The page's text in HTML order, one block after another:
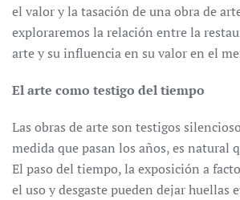
el valor y la tasación de una obra de
exploraremos la relación entre la
arte y su influencia en su valor en el
El arte como testigo del tiempo
Las obras de arte son testigos
medida que pasan los años, es natural
El paso del tiempo, la exposición a
el uso y desgaste pueden dejar huellas